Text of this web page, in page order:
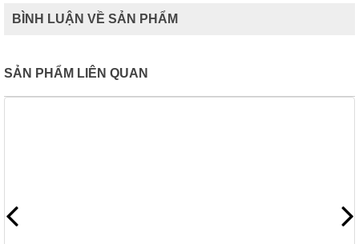
BÌNH LUẬN VỀ SẢN PHẨM
SẢN PHẨM LIÊN QUAN